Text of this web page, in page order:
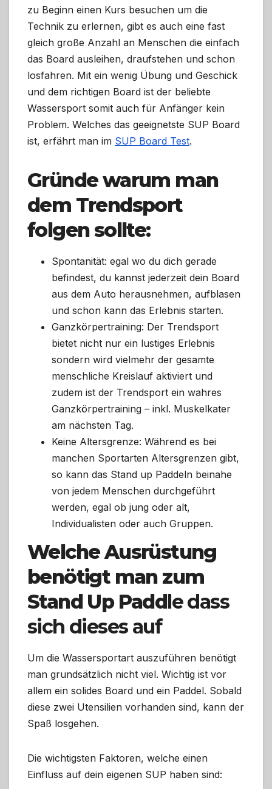
zu Beginn einen Kurs besuchen um die
Technik zu erlernen, gibt es auch eine fast
gleich große Anzahl an Menschen die einfach
das Board ausleihen, draufstehen und schon
losfahren. Mit ein wenig Übung und Geschick
und dem richtigen Board ist der beliebte
Wassersport somit auch für Anfänger kein
Problem. Welches das geeignetste SUP Board
ist, erfährt man im SUP Board Test.
Gründe warum man
dem Trendsport
folgen sollte:
Spontanität: egal wo du dich gerade
befindest, du kannst jederzeit dein Board
aus dem Auto herausnehmen, aufblasen
und schon kann das Erlebnis starten.
Ganzkörpertraining: Der Trendsport
bietet nicht nur ein lustiges Erlebnis
sondern wird vielmehr der gesamte
menschliche Kreislauf aktiviert und
zudem ist der Trendsport ein wahres
Ganzkörpertraining – inkl. Muskelkater
am nächsten Tag.
Keine Altersgrenze: Während es bei
manchen Sportarten Altersgrenzen gibt,
so kann das Stand up Paddeln beinahe
von jedem Menschen durchgeführt
werden, egal ob jung oder alt,
Individualisten oder auch Gruppen.
Welche Ausrüstung
benötigt man zum
Stand Up Paddle dass
sich dieses auf
Um die Wassersportart auszuführen benötigt
man grundsätzlich nicht viel. Wichtig ist vor
allem ein solides Board und ein Paddel. Sobald
diese zwei Utensilien vorhanden sind, kann der
Spaß losgehen.
Die wichtigsten Faktoren, welche einen
Einfluss auf dein eigenen SUP haben sind: